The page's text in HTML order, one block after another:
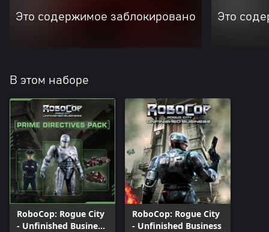
Это содержимое заблокировано Это
В этом наборе
RoboCop: Rogue City
- Unfinished Business
RoboCop: Rogue City
- Unfinished Business